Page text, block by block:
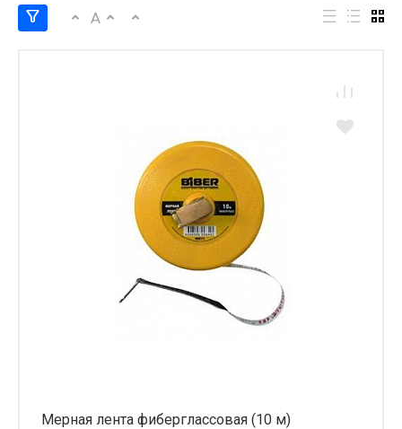
A
Мерная лента фиберглассовая (10 м)